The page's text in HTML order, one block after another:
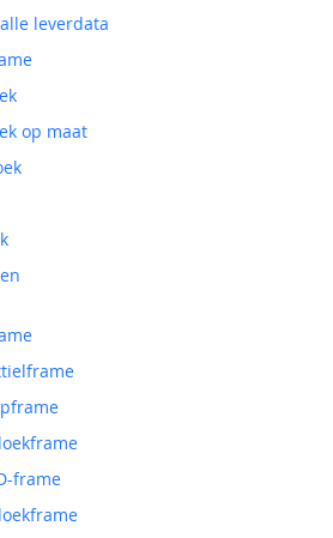
leverdata
op maat
frame